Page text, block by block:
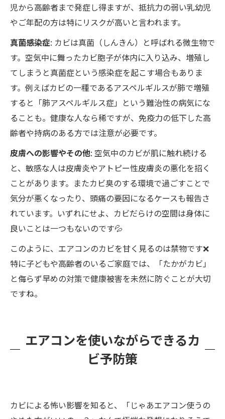
児から高齢者まで発症し得ますが、抵抗力の弱い乳幼児
やご年配の方は特にリスクが高いと言われます。
真菌感染症: カビは真菌（しんきん）と呼ばれる微生物で
す。空気中に舞ったカビ胞子が体内に入り込み、増殖し
てしまうと真菌症という感染症を起こす場合もありま
す。例えばカビの一種であるアスペルギルスが肺で増殖
すると「肺アスペルギルス症」という難治性の病気にな
ることも。健康な人なら稀ですが、免疫力の低下した高
齢者や持病のある方では注意が必要です。
皮膚への影響やその他: 空気中のカビが肌に触れ続ける
と、敏感な人は皮膚炎やアトピー性皮膚炎の悪化を招く
ことがあります。またカビ臭のする環境で過ごすことで
気分が悪くなったり、頭痛の要因になるケースも報告さ
れています。いずれにせよ、カビだらけの空間は身体に
良いことは一つもないのです💦
このように、エアコンのカビを甘く見るのは禁物です❌
特に子どもや高齢者のいるご家庭では、「たかがカビ」
と侮らず早めの対策で健康被害を未然に防ぐことが大切
ですね。
エアコンを使いながらできるカ
ビ予防策
カビによる怖い影響を知ると、「じゃあエアコン使うの